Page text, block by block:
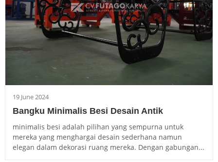
19 June 2024
Bangku Minimalis Besi Desain Antik
minimalis besi adalah pilihan yang sempurna untuk
mereka yang menghargai desain sederhana namun
elegan dalam dekorasi ruang mereka. Dengan gabungan...